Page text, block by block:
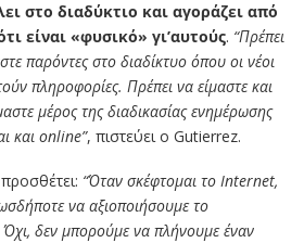
στο διαδύκτιο και αγοράζει από
είναι «φυσικό» γι’αυτούς. “Πρέπει
παρόντες στο διαδίκτυο όπου οι νέοι
πληροφορίες. Πρέπει να είμαστε και
μέρος της διαδικασίας ενημέρωσης
και online”, πιστεύει ο Gutierrez.
“Όταν σκέφτομαι το Internet,
να αξιοποιήσουμε το
δεν μπορούμε να πλήνουμε έναν